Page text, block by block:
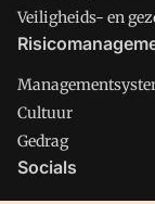
Veiligheids- en
Cultuur
Gedrag
Socials